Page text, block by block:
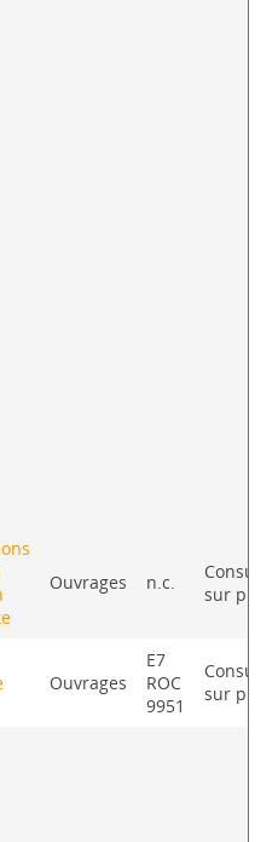
Ouvrages n.c.
sur
Ouvrages
E7
ROC
9951
sur